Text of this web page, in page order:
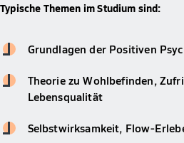
Typische Themen im Studium sind:
Grundlagen der Positiven
Theorie zu Wohlbefinden,
Lebensqualität
Selbstwirksamkeit, Flow-